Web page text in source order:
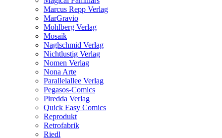
Marcus Repp Verlag
MarGravio
Mohlberg Verlag
Mosaik
Naglschmid Verlag
Nichtlustig Verlag
Nomen Verlag
Nona Arte
Parallelallee Verlag
Pegasos-Comics
Piredda Verlag
Quick Easy Comics
Reprodukt
Retrofabrik
Riedl